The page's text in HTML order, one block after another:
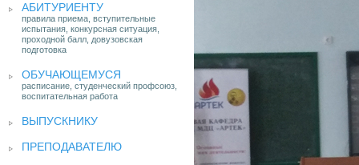
АБИТУРИЕНТУ
правила приема, вступительные
испытания, конкурсная ситуация,
проходной балл, довузовская
подготовка
ОБУЧАЮЩЕМУСЯ
расписание, студенческий профсоюз,
воспитательная работа
ВЫПУСКНИКУ
ПРЕПОДАВАТЕЛЮ